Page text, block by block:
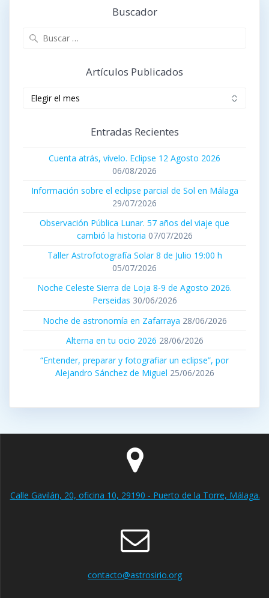
Buscador
Artículos Publicados
Entradas Recientes
Cuenta atrás, vívelo. Eclipse 12 Agosto 2026
06/08/2026
Información sobre el eclipse parcial de Sol en Málaga
29/07/2026
Observación Pública Lunar. 57 años del viaje que
cambió la historia 07/07/2026
Taller Astrofotografía Solar 8 de Julio 19:00 h
05/07/2026
Noche Celeste Sierra de Loja 8-9 de Agosto 2026.
Perseidas 30/06/2026
Noche de astronomía en Zafarraya 28/06/2026
Alterna en tu ocio 2026 28/06/2026
“Entender, preparar y fotografiar un eclipse”, por
Alejandro Sánchez de Miguel 25/06/2026
Calle Gavilán, 20, oficina 10, 29190 - Puerto de la Torre, Málaga.
contacto@astrosirio.org